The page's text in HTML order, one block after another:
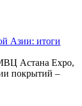
Азии: итоги
Астана Expo,
покрытий –